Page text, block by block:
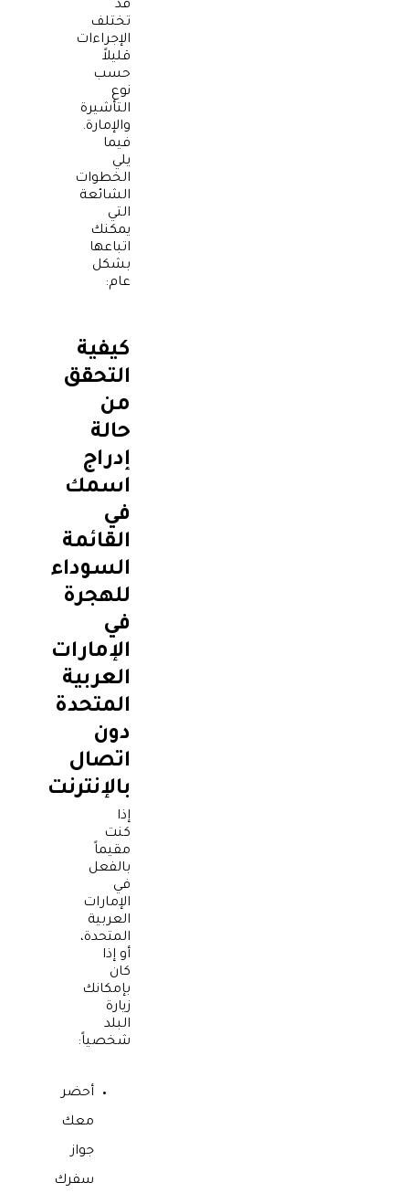
قد
تختلف
الإجراءات
قليلاً
حسب
نوع
التأشيرة
والإمارة.
فيما
يلي
الخطوات
الشائعة
التي
يمكنك
اتباعها
بشكل
عام:
كيفية
التحقق
من
حالة
إدراج
اسمك
في
القائمة
السوداء
للهجرة
في
الإمارات
العربية
المتحدة
دون
اتصال
بالإنترنت
إذا
كنت
مقيماً
بالفعل
في
الإمارات
العربية
المتحدة،
أو إذا
كان
بإمكانك
زيارة
البلد
شخصياً:
أحضر
معك
جواز
سفرك